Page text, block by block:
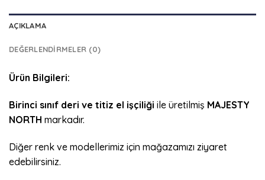
AÇIKLAMA
DEĞERLENDIRMELER (0)
Ürün Bilgileri:
Birinci sınıf deri ve titiz el işçiliği ile üretilmiş MAJESTY
NORTH markadır.
Diğer renk ve modellerimiz için mağazamızı ziyaret
edebilirsiniz.